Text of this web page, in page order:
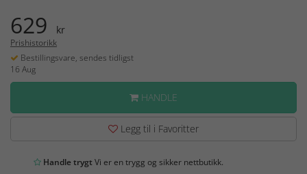
629 kr
Prishistorikk
Bestillingsvare, sendes tidligst
16 Aug
HANDLE
Legg til i Favoritter
Handle trygtVi er en trygg og sikker nettbutikk.